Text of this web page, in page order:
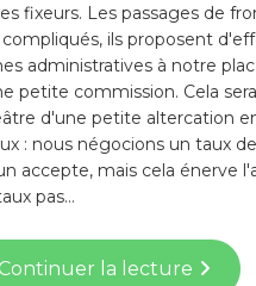
fixeurs. Les passages de
ils proposent
administratives à notre
petite commission. Cela sera
d'une petite altercation
: nous négocions un taux de
accepte, mais cela énerve
pas…
Continuer la lecture